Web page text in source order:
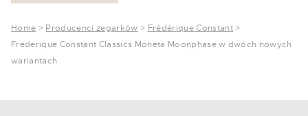
Home > Producenci zegarków > Frédérique Constant>
Frederique Constant Classics Moneta Moonphase w dwóch nowych
wariantach